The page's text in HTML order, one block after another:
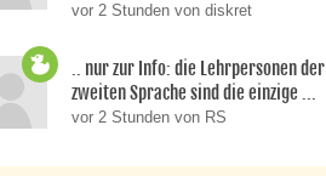
vor 2 Stunden von diskret
.. nur zur Info: die Lehrpersonen der
zweiten Sprache sind die einzige ...
vor 2 Stunden von RS